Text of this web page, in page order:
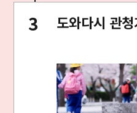
도와다시 관